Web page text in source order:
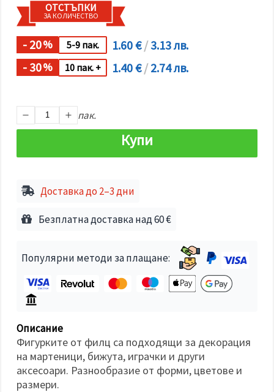
"бисквитки"
като
натиснеш
"Приеми
всички!"
или да
посочиш
предпочитанията
като
избереш
дадения
вид
всички
бисквитките
ОТСТЪПКИ
ЗА КОЛИЧЕСТВО
- 20% 5-9 пак. 1.60 €/3.13 лв.
- 30% 10 пак. + 1.40 €/2.74 лв.
пак.
Купи
Доставка до 2–3 дни
Безплатна доставка над 60 €
Популярни методи за плащане:
Описание
Фигурките от филц са подходящи за декорация
на мартеници, бижута, играчки и други
аксесоари. Разнообразие от форми, цветове и
размери.